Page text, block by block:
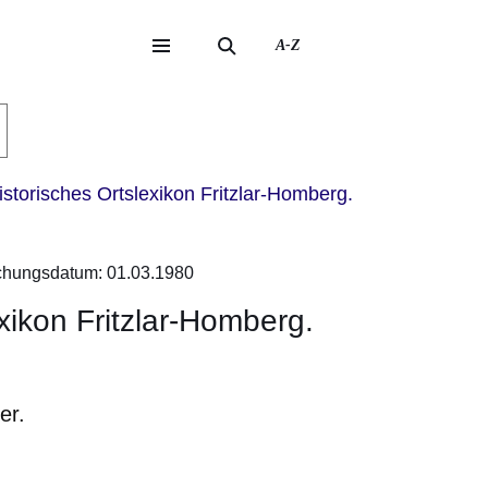
A-Z
Ortslexikon Fritzlar-Homberg.
01.03.1980
Fritzlar-Homberg.